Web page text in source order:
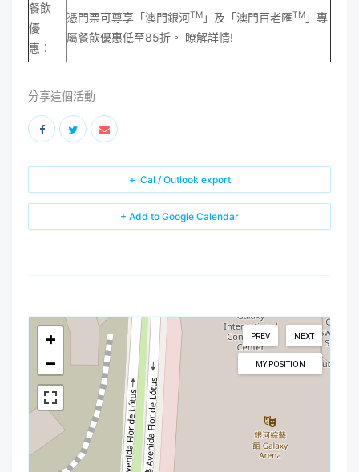
餐飲
優
惠：
憑門票可尊享「澳門銀河TM 」及「澳門百老匯TM 」專
屬餐飲優惠低至85折。 瞭解詳情!
分享這個活動
+ Add to Google Calendar
+ iCal / Outlook export
NEXT
PREV
MY POSITION
+
−